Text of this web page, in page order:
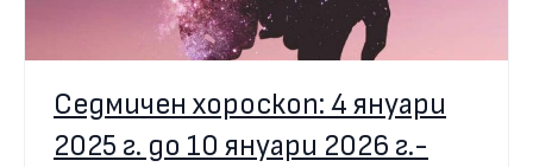
Седмичен хороскоп: 4 януари
2025 г. до 10 януари 2026 г.-